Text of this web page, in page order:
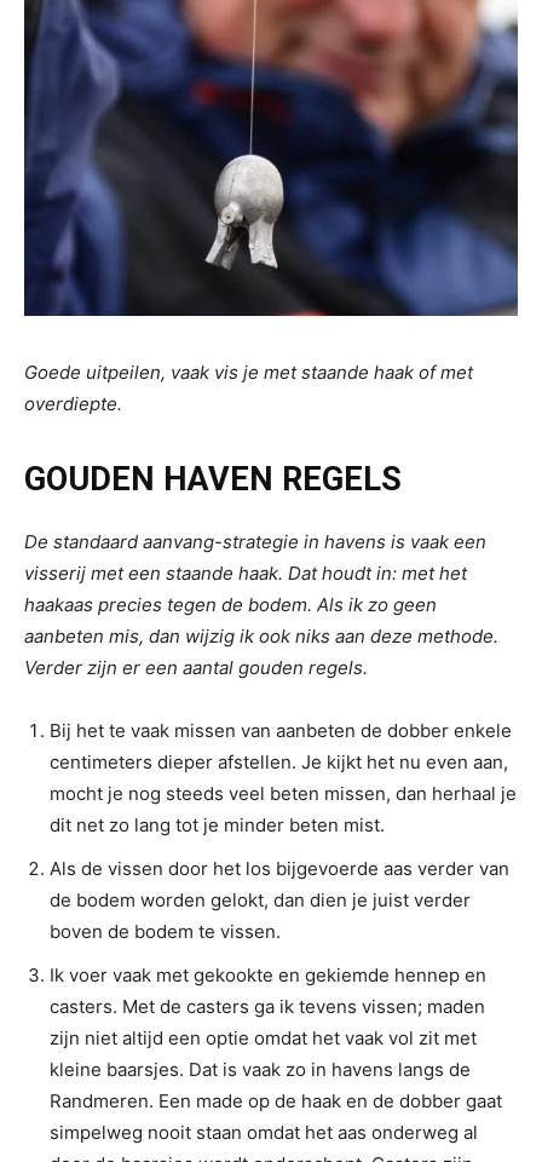
Goede uitpeilen, vaak vis je met staande haak of met
overdiepte.
GOUDEN HAVEN REGELS
De standaard aanvang-strategie in havens is vaak een
visserij met een staande haak. Dat houdt in: met het
haakaas precies tegen de bodem. Als ik zo geen
aanbeten mis, dan wijzig ik ook niks aan deze methode.
Verder zijn er een aantal gouden regels.
Bij het te vaak missen van aanbeten de dobber enkele
centimeters dieper afstellen. Je kijkt het nu even aan,
mocht je nog steeds veel beten missen, dan herhaal je
dit net zo lang tot je minder beten mist.
Als de vissen door het los bijgevoerde aas verder van
de bodem worden gelokt, dan dien je juist verder
boven de bodem te vissen.
Ik voer vaak met gekookte en gekiemde hennep en
casters. Met de casters ga ik tevens vissen; maden
zijn niet altijd een optie omdat het vaak vol zit met
kleine baarsjes. Dat is vaak zo in havens langs de
Randmeren. Een made op de haak en de dobber gaat
simpelweg nooit staan omdat het aas onderweg al